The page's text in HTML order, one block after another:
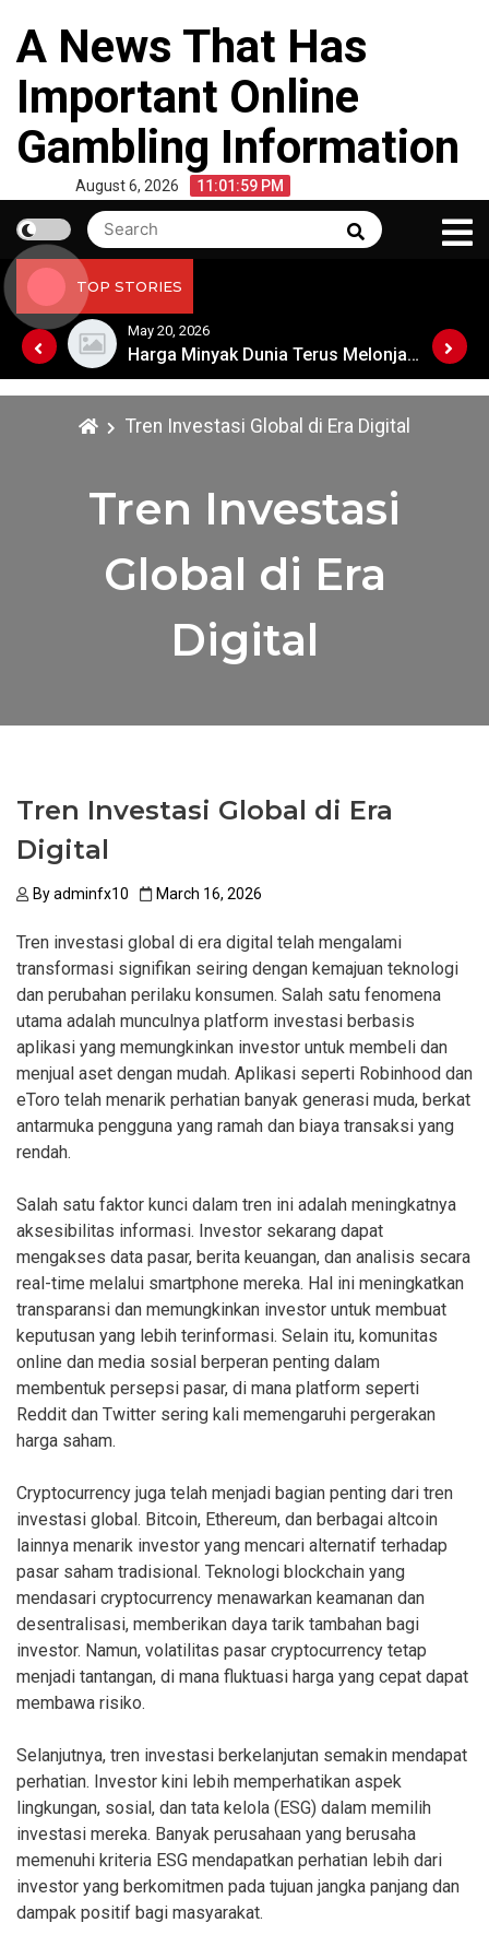
content
A News That Has
Important Online
Gambling Information
August 6, 2026 11:01:59 PM
Search
for:
Search
TOP STORIES
Harga Minyak Dunia Terus Melonjak: Apa Penyebabnya?
May 20, 2026
Harga Minyak Dunia Terus Melonjak: Apa Penyebabnya?
Tren Investasi Global di Era Digital
Tren Investasi
Global di Era
Digital
Tren Investasi Global di Era
Digital
Byadminfx10 March 16, 2026
Tren investasi global di era digital telah mengalami
transformasi signifikan seiring dengan kemajuan teknologi
dan perubahan perilaku konsumen. Salah satu fenomena
utama adalah munculnya platform investasi berbasis
aplikasi yang memungkinkan investor untuk membeli dan
menjual aset dengan mudah. Aplikasi seperti Robinhood dan
eToro telah menarik perhatian banyak generasi muda, berkat
antarmuka pengguna yang ramah dan biaya transaksi yang
rendah.
Salah satu faktor kunci dalam tren ini adalah meningkatnya
aksesibilitas informasi. Investor sekarang dapat
mengakses data pasar, berita keuangan, dan analisis secara
real-time melalui smartphone mereka. Hal ini meningkatkan
transparansi dan memungkinkan investor untuk membuat
keputusan yang lebih terinformasi. Selain itu, komunitas
online dan media sosial berperan penting dalam
membentuk persepsi pasar, di mana platform seperti
Reddit dan Twitter sering kali memengaruhi pergerakan
harga saham.
Cryptocurrency juga telah menjadi bagian penting dari tren
investasi global. Bitcoin, Ethereum, dan berbagai altcoin
lainnya menarik investor yang mencari alternatif terhadap
pasar saham tradisional. Teknologi blockchain yang
mendasari cryptocurrency menawarkan keamanan dan
desentralisasi, memberikan daya tarik tambahan bagi
investor. Namun, volatilitas pasar cryptocurrency tetap
menjadi tantangan, di mana fluktuasi harga yang cepat dapat
membawa risiko.
Selanjutnya, tren investasi berkelanjutan semakin mendapat
perhatian. Investor kini lebih memperhatikan aspek
lingkungan, sosial, dan tata kelola (ESG) dalam memilih
investasi mereka. Banyak perusahaan yang berusaha
memenuhi kriteria ESG mendapatkan perhatian lebih dari
investor yang berkomitmen pada tujuan jangka panjang dan
dampak positif bagi masyarakat.